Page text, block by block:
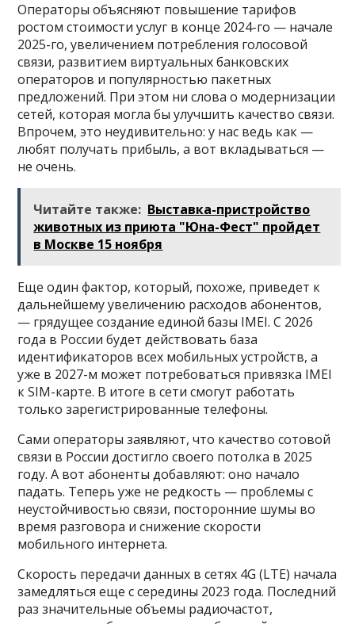
Операторы объясняют повышение тарифов
ростом стоимости услуг в конце 2024-го — начале
2025-го, увеличением потребления голосовой
связи, развитием виртуальных банковских
операторов и популярностью пакетных
предложений. При этом ни слова о модернизации
сетей, которая могла бы улучшить качество связи.
Впрочем, это неудивительно: у нас ведь как —
любят получать прибыль, а вот вкладываться —
не очень.
Читайте также: Выставка-пристройство
животных из приюта "Юна-Фест" пройдет
в Москве 15 ноября
Еще один фактор, который, похоже, приведет к
дальнейшему увеличению расходов абонентов,
— грядущее создание единой базы IMEI. С 2026
года в России будет действовать база
идентификаторов всех мобильных устройств, а
уже в 2027-м может потребоваться привязка IMEI
к SIM-карте. В итоге в сети смогут работать
только зарегистрированные телефоны.
Сами операторы заявляют, что качество сотовой
связи в России достигло своего потолка в 2025
году. А вот абоненты добавляют: оно начало
падать. Теперь уже не редкость — проблемы с
неустойчивостью связи, посторонние шумы во
время разговора и снижение скорости
мобильного интернета.
Скорость передачи данных в сетях 4G (LTE) начала
замедляться еще с середины 2023 года. Последний
раз значительные объемы радиочастот,